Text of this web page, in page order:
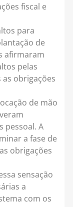
fiscal e
para
de
afirmaram
pelas
obrigações
de mão
pessoal. A
a fase de
obrigações
sensação
a
com os